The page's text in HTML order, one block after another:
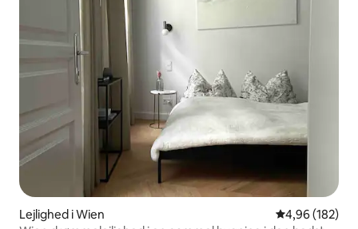
Lejlighed i Wien 4,96 ud af 5 i
4,96 (182)